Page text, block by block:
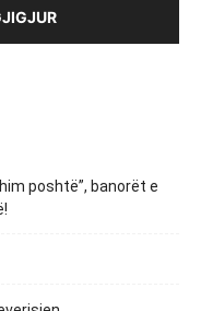
poshtë”, banorët e